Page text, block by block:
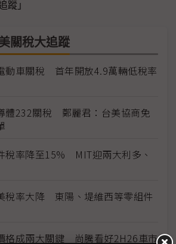
蹤」
關稅大追蹤
動車關稅 首年開放4.9萬輛低稅率
體232關稅 鄭麗君：台美協商免
稅率降至15% MIT迎兩大利多、
稅率大降 東陽、堤維西等零組件
格成兩大關鍵 尚騰看好2H26車市